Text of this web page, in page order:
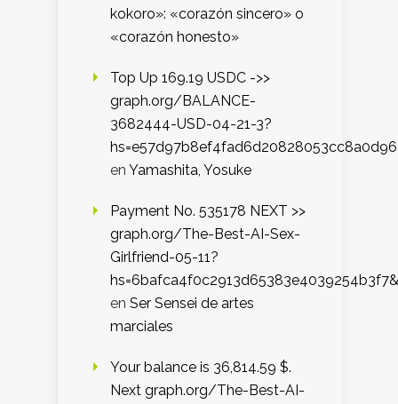
kokoro»: «corazón sincero» o
«corazón honesto»
Top Up 169.19 USDC ->>
graph.org/BALANCE-
3682444-USD-04-21-3?
en Yamashita, Yosuke
Payment No. 535178 NEXT >>
graph.org/The-Best-AI-Sex-
Girlfriend-05-11?
hs=6bafca4f0c2913d65383e4039254b3f7&
en Ser Sensei de artes
marciales
Your balance is 36,814.59 $.
Next graph.org/The-Best-AI-